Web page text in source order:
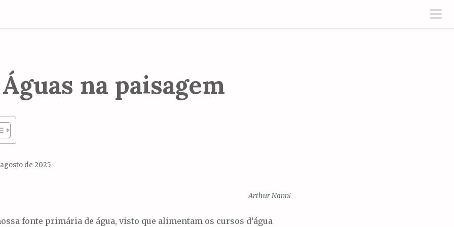
Águas na paisagem
de 2025
Arthur Nanni
fonte primária de água, visto que alimentam os cursos d’água